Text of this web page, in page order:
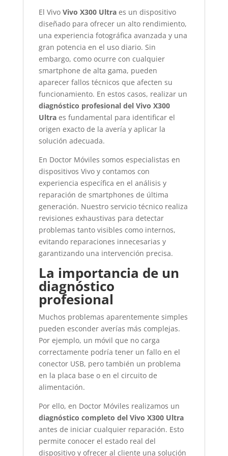
El Vivo Vivo X300 Ultraes un dispositivo
diseñado para ofrecer un alto rendimiento,
una experiencia fotográfica avanzada y una
gran potencia en el uso diario. Sin
embargo, como ocurre con cualquier
smartphone de alta gama, pueden
aparecer fallos técnicos que afecten su
funcionamiento. En estos casos, realizar un
diagnóstico profesional del Vivo X300
Ultraes fundamental para identificar el
origen exacto de la avería y aplicar la
solución adecuada.
En Doctor Móviles somos especialistas en
dispositivos Vivo y contamos con
experiencia específica en el análisis y
reparación de smartphones de última
generación. Nuestro servicio técnico realiza
revisiones exhaustivas para detectar
problemas tanto visibles como internos,
evitando reparaciones innecesarias y
garantizando una intervención precisa.
La importancia de un
diagnóstico
profesional
Muchos problemas aparentemente simples
pueden esconder averías más complejas.
Por ejemplo, un móvil que no carga
correctamente podría tener un fallo en el
conector USB, pero también un problema
en la placa base o en el circuito de
alimentación.
Por ello, en Doctor Móviles realizamos un
diagnóstico completo del Vivo X300 Ultra
antes de iniciar cualquier reparación. Esto
permite conocer el estado real del
dispositivo y ofrecer al cliente una solución